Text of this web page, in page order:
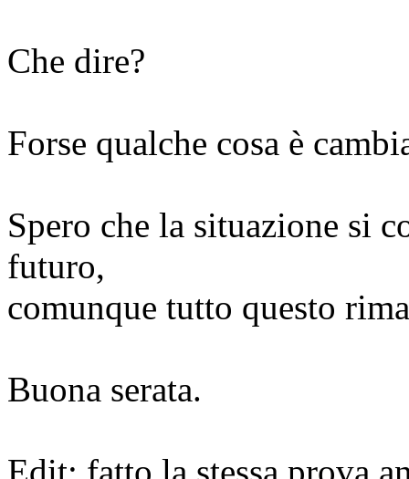
Che dire?
Forse qualche cosa è
Spero che la situazione si
futuro,
comunque tutto questo
Buona serata.